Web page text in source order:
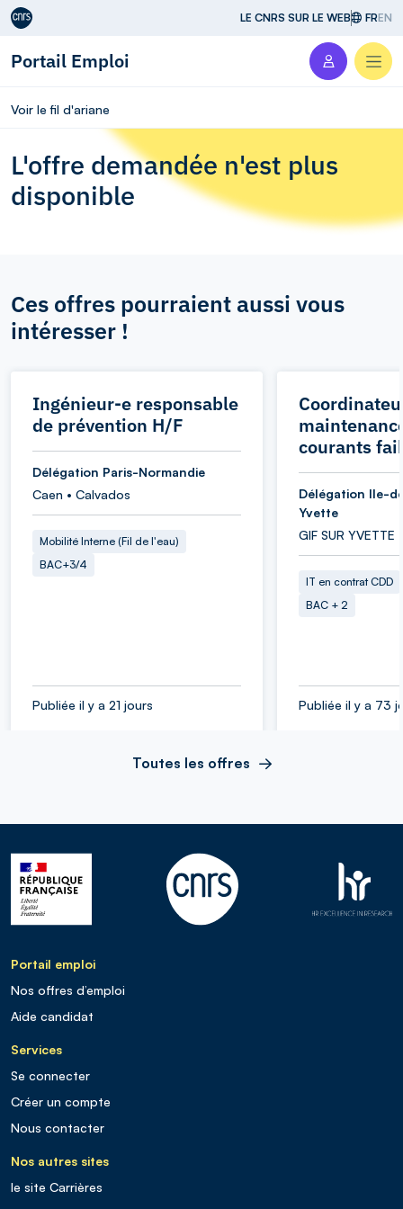
Aller au contenu LE CNRS SUR LE WEB FREN
Portail Emploi
Voir le fil d'ariane
L'offre demandée n'est plus
disponible
Ces offres pourraient aussi vous
intéresser !
Ingénieur-e responsable
de prévention H/F
Délégation Paris-Normandie
Caen • Calvados
Mobilité Interne (Fil de l'eau)
BAC+3/4
Publiée il y a 21 jours
courants
Délégation Ile-
Yvette
GIF SUR YVETTE
IT en contrat CDD
BAC + 2
Publiée il y a 73
Toutes les offres
Portail emploi
Nos offres d’emploi
Aide candidat
Services
Se connecter
Créer un compte
Nous contacter
Nos autres sites
le site Carrières